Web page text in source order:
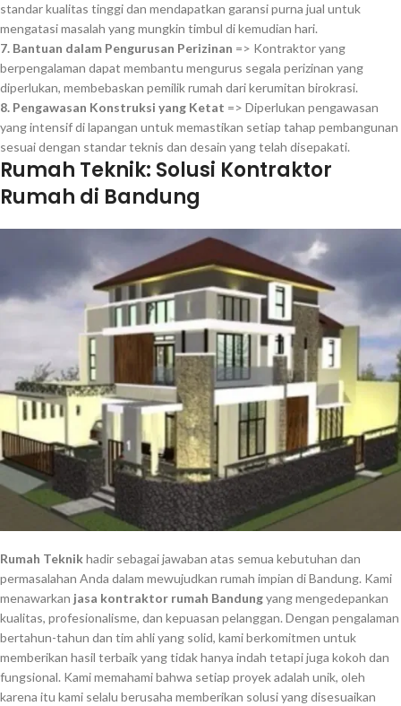
standar kualitas tinggi dan mendapatkan garansi purna jual untuk
mengatasi masalah yang mungkin timbul di kemudian hari.
7. Bantuan dalam Pengurusan Perizinan => Kontraktor yang
berpengalaman dapat membantu mengurus segala perizinan yang
diperlukan, membebaskan pemilik rumah dari kerumitan birokrasi.
8. Pengawasan Konstruksi yang Ketat => Diperlukan pengawasan
yang intensif di lapangan untuk memastikan setiap tahap pembangunan
sesuai dengan standar teknis dan desain yang telah disepakati.
Rumah Teknik: Solusi Kontraktor
Rumah di Bandung
Rumah Teknikhadir sebagai jawaban atas semua kebutuhan dan
permasalahan Anda dalam mewujudkan rumah impian di Bandung. Kami
menawarkan jasa kontraktor rumah Bandungyang mengedepankan
kualitas, profesionalisme, dan kepuasan pelanggan. Dengan pengalaman
bertahun-tahun dan tim ahli yang solid, kami berkomitmen untuk
memberikan hasil terbaik yang tidak hanya indah tetapi juga kokoh dan
fungsional. Kami memahami bahwa setiap proyek adalah unik, oleh
karena itu kami selalu berusaha memberikan solusi yang disesuaikan